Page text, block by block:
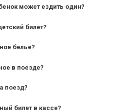
может ездить один?
следования — от 10 лет и
— от 7 лет.
билет?
белье?
в поезде?
поезд?
билет в кассе?